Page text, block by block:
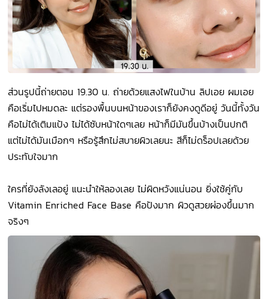
ส่วนรูปนี้ถ่ายตอน 19.30 น. ถ่ายด้วยแสงไฟในบ้าน ลิปเอย ผมเอย
คือเริ่มไปหมดละ แต่รองพื้นบนหน้าของเราก็ยังคงดูดีอยู่ วันนี้ทั้งวัน
คือไม่ได้เติมแป้ง ไม่ได้ซับหน้าใดๆเลย หน้าก็มีมันขึ้นบ้างเป็นปกติ
แต่ไม่ได้มันเมือกๆ หรือรู้สึกไม่สบายผิวเลยนะ สีก็ไม่ดร็อปเลยด้วย
ประทับใจมาก
ใครที่ยังลังเลอยู่ แนะนำให้ลองเลย ไม่ผิดหวังแน่นอน ยิ่งใช้คู่กับ
Vitamin Enriched Face Base คือปังมาก ผิวดูสวยผ่องขึ้นมาก
จริงๆ